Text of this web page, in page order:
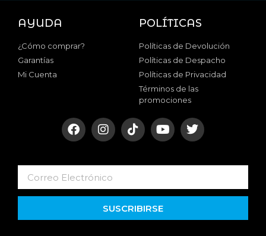
AYUDA
¿Cómo comprar?
Garantías
Mi Cuenta
POLÍTICAS
Políticas de Devolución
Políticas de Despacho
Políticas de Privacidad
Términos de las
promociones
SUSCRIBIRSE